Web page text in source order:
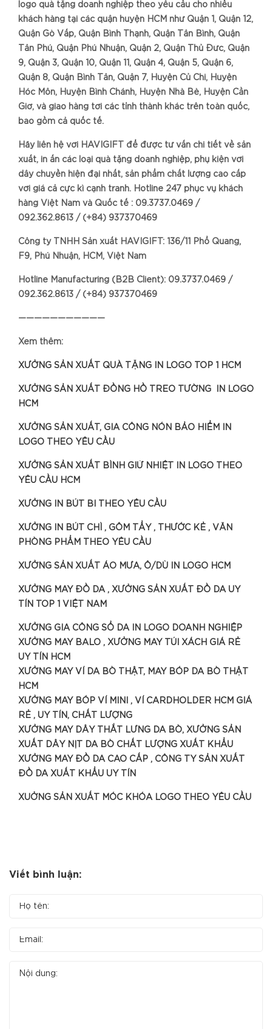
logo quà tặng doanh nghiệp theo yêu cầu cho nhiều
khách hàng tại các quận huyện HCM như Quận 1, Quận 12,
Quận Gò Vấp, Quận Bình Thạnh, Quận Tân Bình, Quận
Tân Phú, Quận Phú Nhuận, Quận 2, Quận Thủ Đức, Quận
9, Quận 3, Quận 10, Quận 11, Quận 4, Quận 5, Quận 6,
Quận 8, Quận Bình Tân, Quận 7, Huyện Củ Chi, Huyện
Hóc Môn, Huyện Bình Chánh, Huyện Nhà Bè, Huyện Cần
Giờ, và giao hàng tới các tỉnh thành khác trên toàn quốc,
bao gồm cả quốc tế.
Hãy liên hệ với HAVIGIFT để được tư vấn chi tiết về sản
xuất, in ấn các loại quà tặng doanh nghiệp, phụ kiện với
dây chuyền hiện đại nhất, sản phẩm chất lượng cao cấp
với giá cả cực kì cạnh tranh. Hotline 247 phục vụ khách
hàng Việt Nam và Quốc tế : 09.3737.0469 /
092.362.8613 / (+84) 937370469
Công ty TNHH Sản xuất HAVIGIFT: 136/11 Phổ Quang,
F9, Phú Nhuận, HCM, Việt Nam
Hotline Manufacturing (B2B Client): 09.3737.0469 /
092.362.8613 / (+84) 937370469
———————————
Xem thêm:
XƯỞNG SẢN XUẤT QUÀ TẶNG IN LOGO TOP 1 HCM
XƯỞNG SẢN XUẤT ĐỒNG HỒ TREO TƯỜNG IN LOGO
HCM
XƯỞNG SẢN XUẤT, GIA CÔNG NÓN BẢO HIỂM IN
LOGO THEO YÊU CẦU
XƯỞNG SẢN XUẤT BÌNH GIỮ NHIỆT IN LOGO THEO
YÊU CẦU HCM
XƯỞNG IN BÚT BI THEO YÊU CẦU
XƯỞNG IN BÚT CHÌ , GÔM TẨY , THƯỚC KẺ , VĂN
PHÒNG PHẨM THEO YÊU CẦU
XƯỞNG SẢN XUẤT ÁO MƯA, Ô/DÙ IN LOGO HCM
XƯỞNG MAY ĐỒ DA , XƯỞNG SẢN XUẤT ĐỒ DA UY
TÍN TOP 1 VIỆT NAM
XƯỞNG GIA CÔNG SỔ DA IN LOGO DOANH NGHIỆP
XƯỞNG MAY BALO , XƯỞNG MAY TÚI XÁCH GIÁ RẺ
UY TÍN HCM
XƯỞNG MAY VÍ DA BÒ THẬT, MAY BÓP DA BÒ THẬT
HCM
XƯỞNG MAY BÓP VÍ MINI , VÍ CARDHOLDER HCM GIÁ
RẺ , UY TÍN, CHẤT LƯỢNG
XƯỞNG MAY DÂY THẮT LƯNG DA BÒ, XƯỞNG SẢN
XUẤT DÂY NỊT DA BÒ CHẤT LƯỢNG XUẤT KHẨU
XƯỞNG MAY ĐỒ DA CAO CẤP , CÔNG TY SẢN XUẤT
ĐỒ DA XUẤT KHẨU UY TÍN
XUỞNG SẢN XUẤT MÓC KHÓA LOGO THEO YÊU CẦU
Viết bình luận: